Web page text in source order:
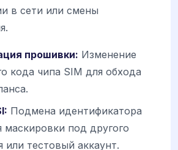
в сети или смены
прошивки: Изменение
кода чипа SIM для обхода
Подмена идентификатора
маскировки под другого
или тестовый аккаунт.